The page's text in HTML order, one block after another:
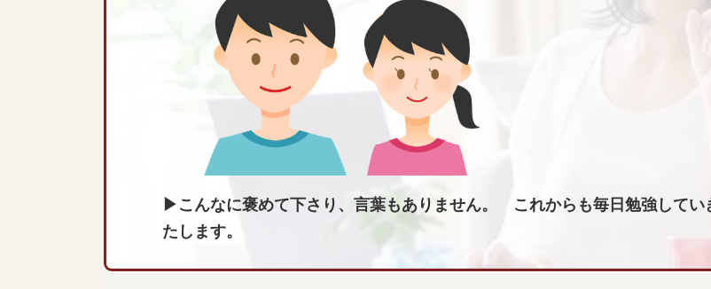
▶こんなに褒めて下さり、言葉もありません。 これからも毎日勉強して
たします。